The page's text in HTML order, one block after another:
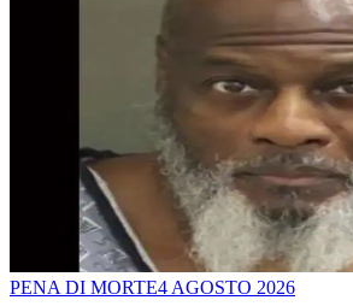
PENA DI MORTE4 AGOSTO 2026